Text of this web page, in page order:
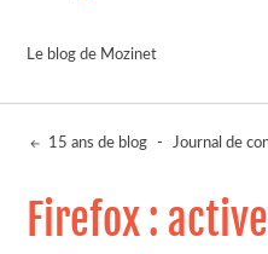
Le blog de Mozinet
15 ans de blog - Journal de
Firefox :